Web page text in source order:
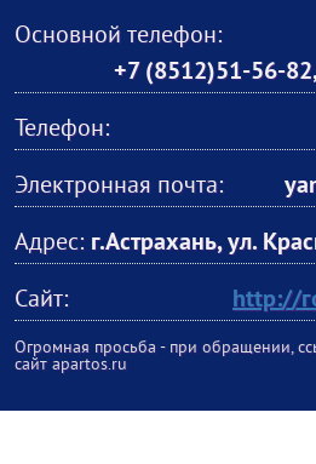
Основной телефон:
+7 (8512)51-56-82
Телефон:
Электронная почта:
Адрес: г.Астрахань, ул.
Сайт:
http://
Огромная просьба - при обращении,
сайт apartos.ru